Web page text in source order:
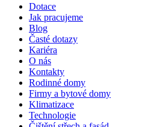
Dotace
Jak pracujeme
Blog
Časté dotazy
Kariéra
O nás
Kontakty
Rodinné domy
Firmy a bytové domy
Klimatizace
Technologie